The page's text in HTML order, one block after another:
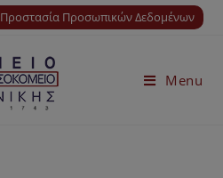
Προστασία Προσωπικών Δεδομένων
Menu